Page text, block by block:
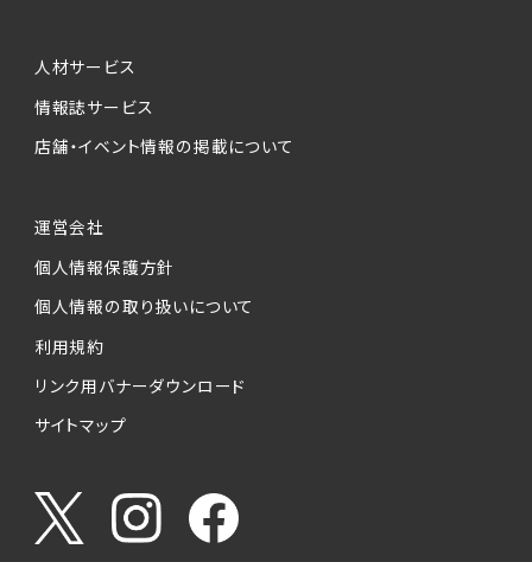
本サービスが収集する個人情報は、ご本人の意
ービスの実施にあたりそれぞれ必要となる項目
を入力いただかない場合は、各々のサービスを
個人情報の第三者への提供について
当社は、以下の提供先に対して個人情報を提供
します。
(1)お客様が求人応募フォームより個人情報を
送信した事業主（広告主）への提供
お客様が求職活動・応募等を行った企業による
うやりとり・情報提供（採否・合否の検討を含み
ます）
人材サービス
情報誌サービス
店舗・イベント情報の掲載について
運営会社
個人情報保護方針
個人情報の取り扱いについて
利用規約
リンク用バナーダウンロード
サイトマップ